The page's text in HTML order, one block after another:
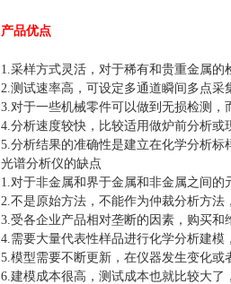
产品优点
1.采样方式灵活，对于稀有和贵重金属的
2.测试速率高，可设定多通道瞬间多点采
3.对于一些机械零件可以做到无损检测，
4.分析速度较快，比较适用做炉前分析或
5.分析结果的准确性是建立在化学分析标
光谱分析仪的缺点
1.对于非金属和界于金属和非金属之间的
2.不是原始方法，不能作为仲裁分析方法
3.受各企业产品相对垄断的因素，购买和
4.需要大量代表性样品进行化学分析建模
5.模型需要不断更新，在仪器发生变化或
6.建模成本很高，测试成本也就比较大了